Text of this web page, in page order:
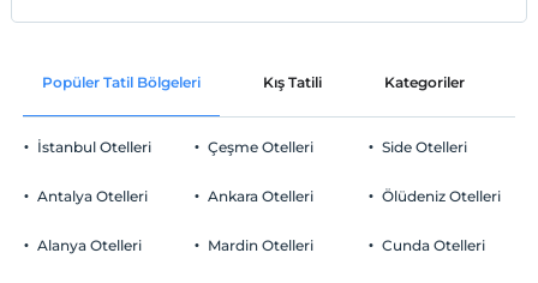
Popüler Tatil Bölgeleri Kış Tatili Kategoriler
İstanbul Otelleri
Antalya Otelleri
Alanya Otelleri
Çeşme Otelleri
Ankara Otelleri
Mardin Otelleri
Side Otelleri
Ölüdeniz Otelleri
Cunda Otelleri